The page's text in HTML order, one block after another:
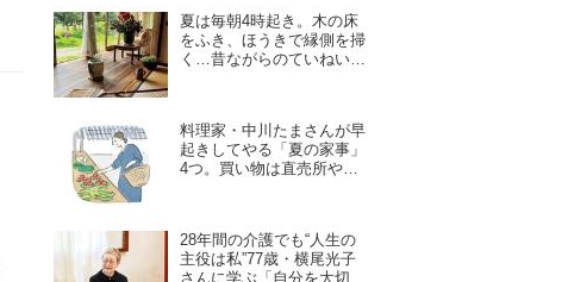
夏は毎朝4時起き。木の床
をふき、ほうきで縁側を掃
く…昔ながらのていねいな
料理家・中川たまさんが早
起きしてやる「夏の家事」
4つ。買い物は直売所や鎌
28年間の介護でも“人生の
主役は私”77歳・横尾光子
さんに学ぶ「自分を大切に